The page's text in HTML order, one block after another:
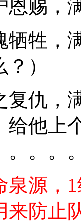
赐，
，满
）
，满
给他上
。。
泉源，
来防止